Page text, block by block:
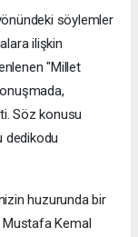
söylemler
ilişkin
"Millet
Söz konusu
dedikodu
huzurunda bir
Mustafa Kemal